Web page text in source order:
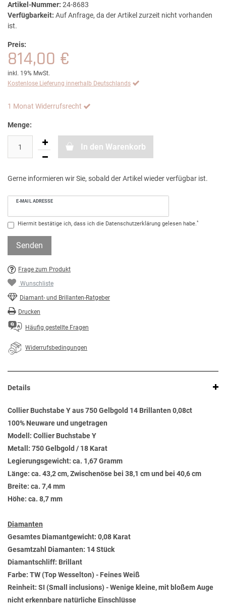
Artikel-Nummer: 24-8683
Verfügbarkeit: Auf Anfrage, da der Artikel zurzeit nicht vorhanden
ist.
Preis:
814,00 €
inkl. 19% MwSt.
Kostenlose Lieferung innerhalb Deutschlands
1 Monat Widerrufsrecht
Menge:
In den Warenkorb
Gerne informieren wir Sie, sobald der Artikel wieder verfügbar ist.
E-MAIL ADRESSE
Hiermit bestätige ich, dass ich die Daten­schutz­erklärung gelesen habe.*
Senden
Frage zum Produkt
Wunschliste
Diamant- und Brillanten-Ratgeber
Drucken
Häufig gestellte Fragen
Widerrufsbedingungen
Details
Collier Buchstabe Y aus 750 Gelbgold 14 Brillanten 0,08ct
100% Neuware und ungetragen
Modell: Collier Buchstabe Y
Metall: 750 Gelbgold / 18 Karat
Legierungsgewicht: ca. 1,67 Gramm
Länge: ca. 43,2 cm, Zwischenöse bei 38,1 cm und bei 40,6 cm
Breite: ca. 7,4 mm
Höhe: ca. 8,7 mm
Diamanten
Gesamtes Diamantgewicht: 0,08 Karat
Gesamtzahl Diamanten: 14 Stück
Diamantschliff: Brillant
Farbe: TW (Top Wesselton) - Feines Weiß
Reinheit: SI (Small inclusions) - Wenige kleine, mit bloßem Auge
nicht erkennbare natürliche Einschlüsse